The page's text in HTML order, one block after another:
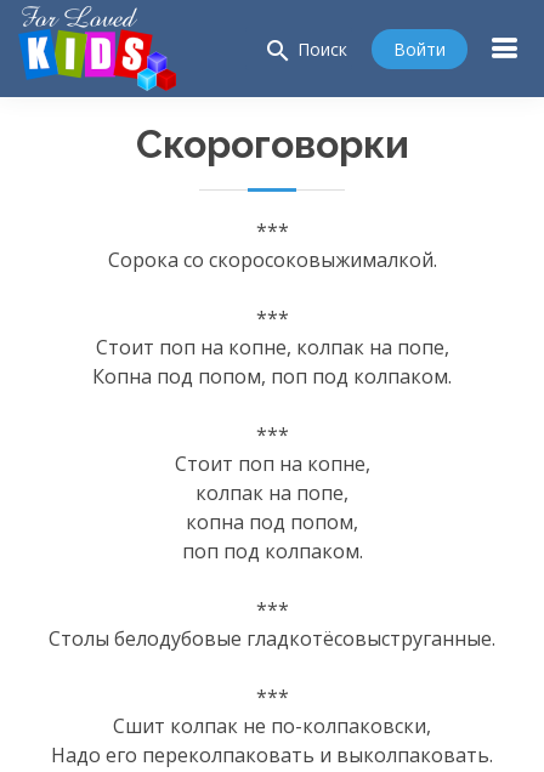
search Поиск Войти
Скороговорки
***
Сорока со скоросоковыжималкой.
***
Стоит поп на копне, колпак на попе,
Копна под попом, поп под колпаком.
***
Стоит поп на копне,
колпак на попе,
копна под попом,
поп под колпаком.
***
Столы белодубовые гладкотёсовыструганные.
***
Сшит колпак не по-колпаковски,
Надо его переколпаковать и выколпаковать.